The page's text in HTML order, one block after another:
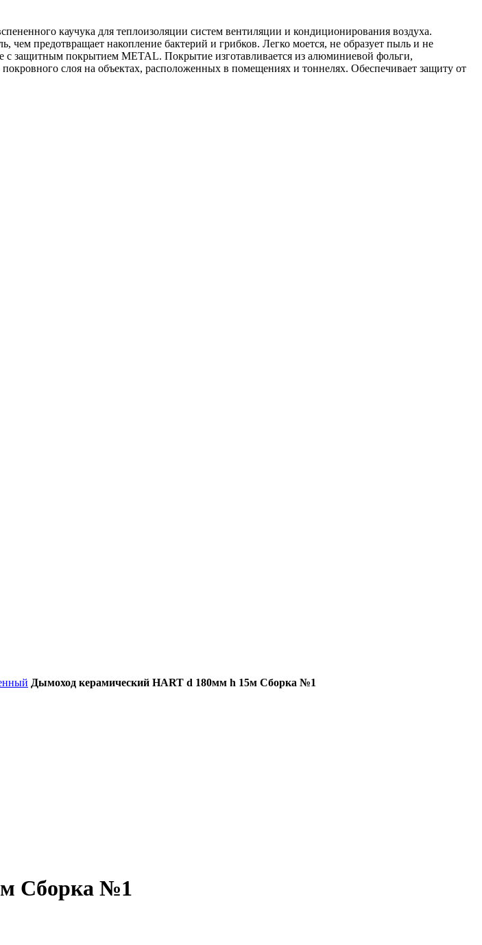
каучука для теплоизоляции систем вентиляции и кондиционирования воздуха.
чем предотвращает накопление бактерий и грибков. Легко моется, не образует пыль и не
защитным покрытием METAL. Покрытие изготавливается из алюминиевой фольги,
слоя на объектах, расположенных в помещениях и тоннелях. Обеспечивает защиту от
Дымоход керамический HART d 180мм h 15м Сборка №1
Сборка №1